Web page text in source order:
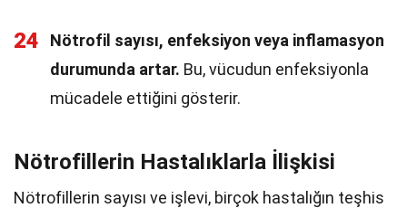
24
Nötrofil sayısı, enfeksiyon veya inflamasyon
durumunda artar. Bu, vücudun enfeksiyonla
mücadele ettiğini gösterir.
Nötrofillerin Hastalıklarla İlişkisi
Nötrofillerin sayısı ve işlevi, birçok hastalığın teşhis